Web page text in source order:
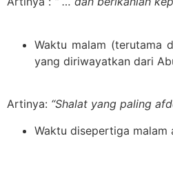
Waktu malam (terutama
yang diriwayatkan dari
Artinya: “Shalat yang paling
Waktu disepertiga malam